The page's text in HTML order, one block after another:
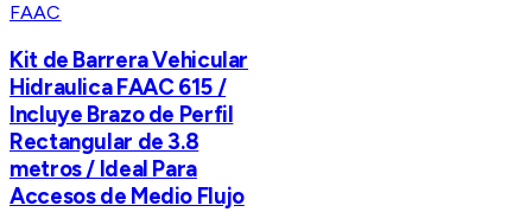
FAAC
Kit de Barrera Vehicular
Hidraulica FAAC 615 /
Incluye Brazo de Perfil
Rectangular de 3.8
metros / Ideal Para
Accesos de Medio Flujo